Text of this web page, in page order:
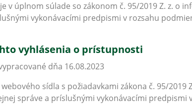
v úplnom súlade so zákonom č. 95/2019 Z. z. o
vykonávacími predpismi v rozsahu
vyhlásenia o prístupnosti
dňa 16.08.2023
sídla s požiadavkami zákona č. 95/2019
správe a príslušnými vykonávacími predpismi